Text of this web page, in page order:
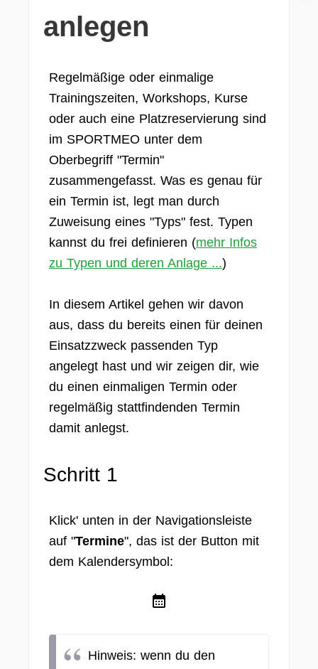
anlegen
Regelmäßige oder einmalige
Trainingszeiten, Workshops, Kurse
oder auch eine Platzreservierung sind
im SPORTMEO unter dem
Oberbegriff "Termin"
zusammengefasst. Was es genau für
ein Termin ist, legt man durch
Zuweisung eines "Typs" fest. Typen
kannst du frei definieren (mehr Infos
zu Typen und deren Anlage ...)
In diesem Artikel gehen wir davon
aus, dass du bereits einen für deinen
Einsatzzweck passenden Typ
angelegt hast und wir zeigen dir, wie
du einen einmaligen Termin oder
regelmäßig stattfindenden Termin
damit anlegst.
Schritt 1
Klick' unten in der Navigationsleiste
auf "Termine", das ist der Button mit
dem Kalendersymbol:
Hinweis: wenn du den